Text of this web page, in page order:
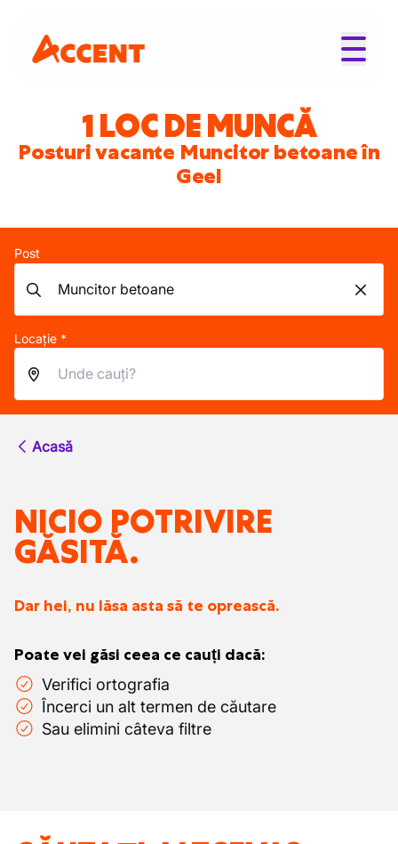
1 LOC DE MUNCĂ
Posturi vacante Muncitor betoane în
Geel
Post
Locație *
Acasă
NICIO POTRIVIRE
GĂSITĂ.
Dar hei, nu lăsa asta să te oprească.
Poate vei găsi ceea ce cauți dacă:
Verifici ortografia
Încerci un alt termen de căutare
Sau elimini câteva filtre